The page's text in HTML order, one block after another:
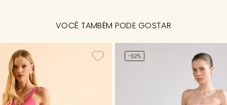
VOCÊ TAMBÉM PODE GOSTAR
-52%